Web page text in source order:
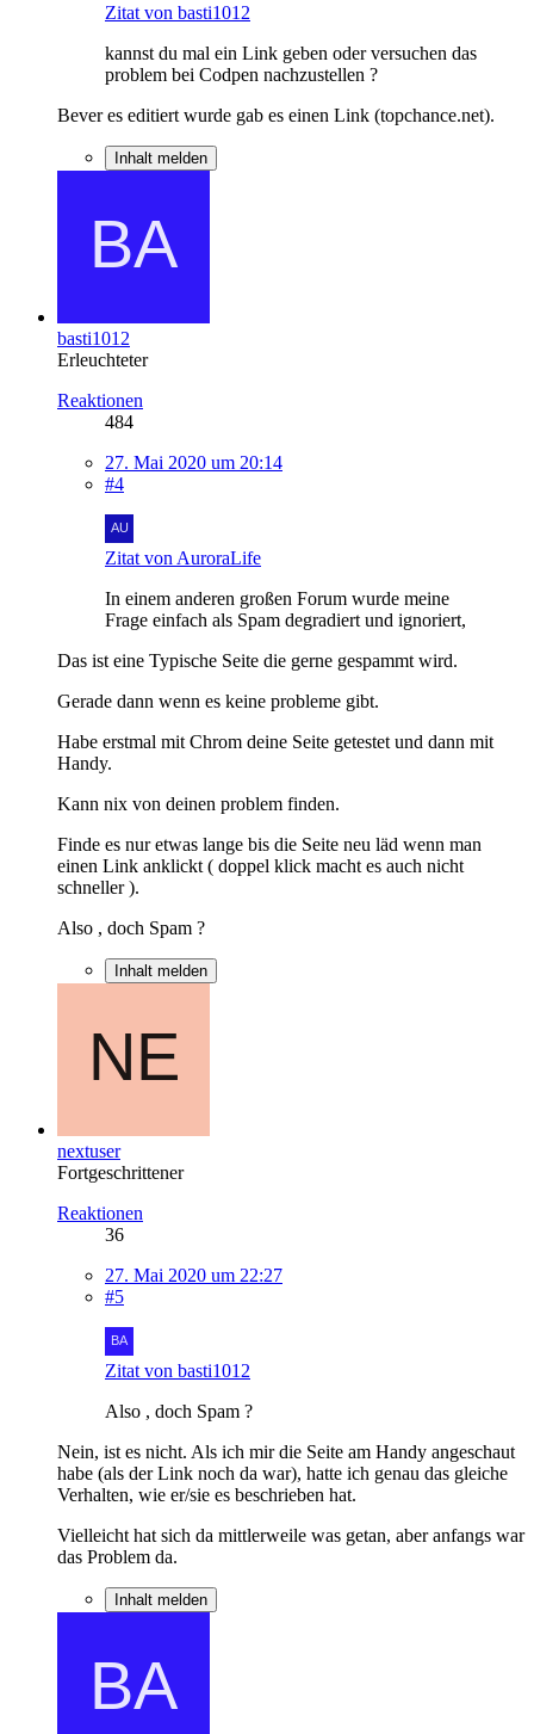
Zitat von basti1012
kannst du mal ein Link geben oder versuchen das
problem bei Codpen nachzustellen ?
Bever es editiert wurde gab es einen Link (topchance.net).
Inhalt melden
basti1012
Erleuchteter
Reaktionen
484
27. Mai 2020 um 20:14
#4
Zitat von AuroraLife
In einem anderen großen Forum wurde meine
Frage einfach als Spam degradiert und ignoriert,
Das ist eine Typische Seite die gerne gespammt wird.
Gerade dann wenn es keine probleme gibt.
Habe erstmal mit Chrom deine Seite getestet und dann mit
Handy.
Kann nix von deinen problem finden.
Finde es nur etwas lange bis die Seite neu läd wenn man
einen Link anklickt ( doppel klick macht es auch nicht
schneller ).
Also , doch Spam ?
Inhalt melden
nextuser
Fortgeschrittener
Reaktionen
36
27. Mai 2020 um 22:27
#5
Zitat von basti1012
Also , doch Spam ?
Nein, ist es nicht. Als ich mir die Seite am Handy angeschaut
habe (als der Link noch da war), hatte ich genau das gleiche
Verhalten, wie er/sie es beschrieben hat.
Vielleicht hat sich da mittlerweile was getan, aber anfangs war
das Problem da.
Inhalt melden